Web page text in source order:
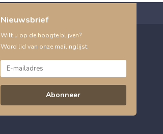
Nieuwsbrief
Wilt u op de hoogte blijven?
Word lid van onze mailinglijst:
Abonneer